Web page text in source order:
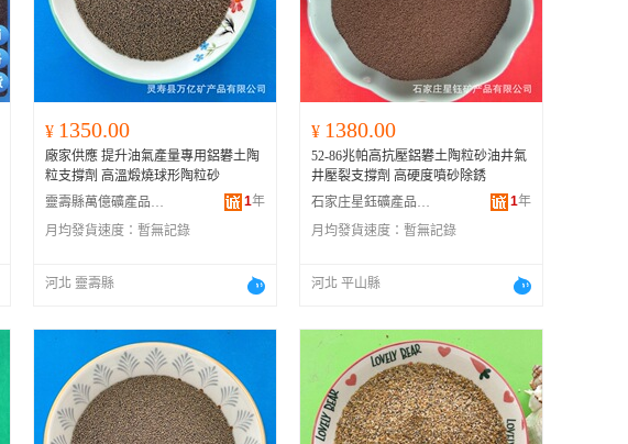
¥ 1350.00
廠家供應 提升油氣產量專用鋁礬土陶
粒支撐劑 高溫煅燒球形陶粒砂
靈壽縣萬億礦產品有限公司
1年
月均發貨速度： 暫無記錄
河北 靈壽縣
¥ 1380.00
52-86兆帕高抗壓鋁礬土陶粒砂油井氣
井壓裂支撐劑 高硬度噴砂除銹
石家庄星鈺礦產品有限公司
1年
月均發貨速度： 暫無記錄
河北 平山縣